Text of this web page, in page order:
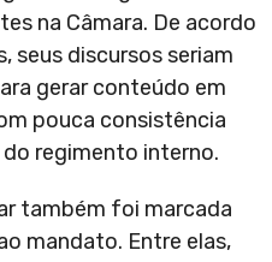
na Câmara. De acordo
seus discursos seriam
gerar conteúdo em
pouca consistência
regimento interno.
também foi marcada
mandato. Entre elas,